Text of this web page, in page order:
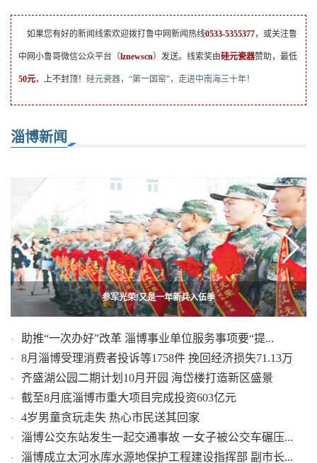
如果您有好的新闻线索欢迎拨打鲁中网新闻热线0533-5355377，或关注鲁
中网小鲁哥微信公众平台（lznewscn）发送。线索奖由硅元瓷器赞助，最低
50元，上不封顶！ 硅元瓷器，“第一国窑”，走进中南海三十年！
淄博新闻
淄博市教育局为教师“亮灯”送祝福
参军光荣!又是一年新兵入伍季
· 助推“一次办好”改革 淄博事业单位服务事项要“提...
· 8月淄博受理消费者投诉等1758件 挽回经济损失71.13万
· 齐盛湖公园二期计划10月开园 海岱楼打造新区盛景
· 截至8月底淄博市重大项目完成投资603亿元
· 4岁男童贪玩走失 热心市民送其回家
· 淄博公交东站发生一起交通事故 一女子被公交车碾压...
· 淄博成立太河水库水源地保护工程建设指挥部 副市长...